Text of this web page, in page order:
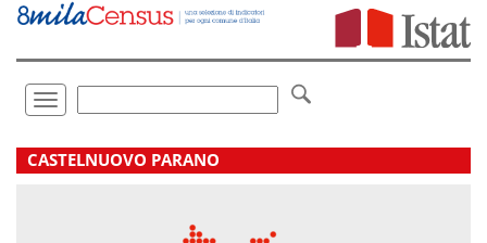
Vai
direttamente
Toggle
navigation
.
CASTELNUOVO PARANO